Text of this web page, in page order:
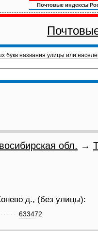
Почтовые индексы
букв названия улицы или
обл. →
д., (без улицы):
633472